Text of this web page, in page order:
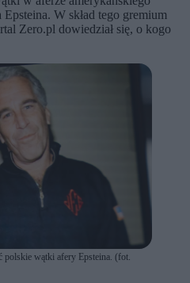
W skład tego gremium
Zero.pl dowiedział się, o kogo
polskie wątki afery Epsteina. (fot.